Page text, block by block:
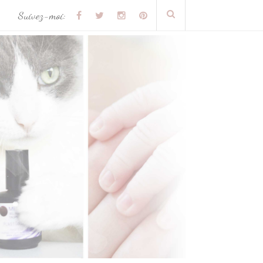
Suivez-moi: